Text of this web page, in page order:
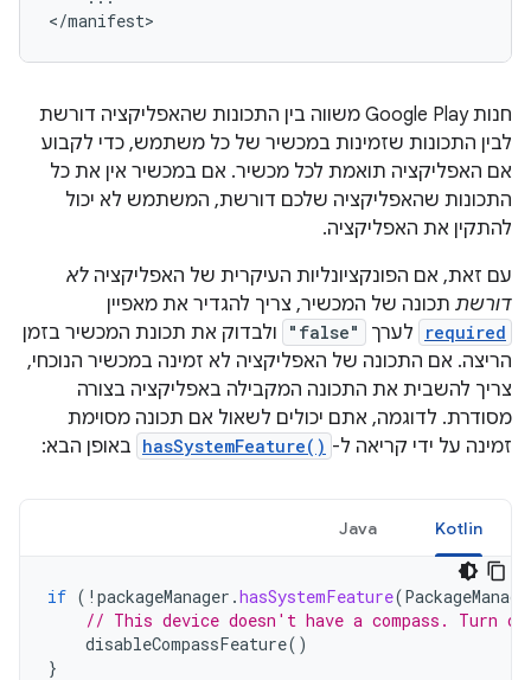
</manifest>
חנות Google Play משווה בין התכונות שהאפליקציה דורשת
לבין התכונות שזמינות במכשיר של כל משתמש, כדי לקבוע
אם האפליקציה תואמת לכל מכשיר. אם במכשיר אין את כל
התכונות שהאפליקציה שלכם דורשת, המשתמש לא יכול
להתקין את האפליקציה.
עם זאת, אם הפונקציונליות העיקרית של האפליקציה לא
דורשת תכונה של המכשיר, צריך להגדיר את מאפיין
required לערך "false"
ולבדוק את תכונת המכשיר בזמן
הריצה. אם התכונה של האפליקציה לא זמינה במכשיר הנוכחי,
צריך להשבית את התכונה המקבילה באפליקציה בצורה
מסודרת. לדוגמה, אתם יכולים לשאול אם תכונה מסוימת
זמינה על ידי קריאה ל- hasSystemFeature() באופן הבא:
Kotlin
Java
if ( ! packageManager .hasSystemFeature(
// This device doesn't have a compass. Turn
disableCompassFeature()
}